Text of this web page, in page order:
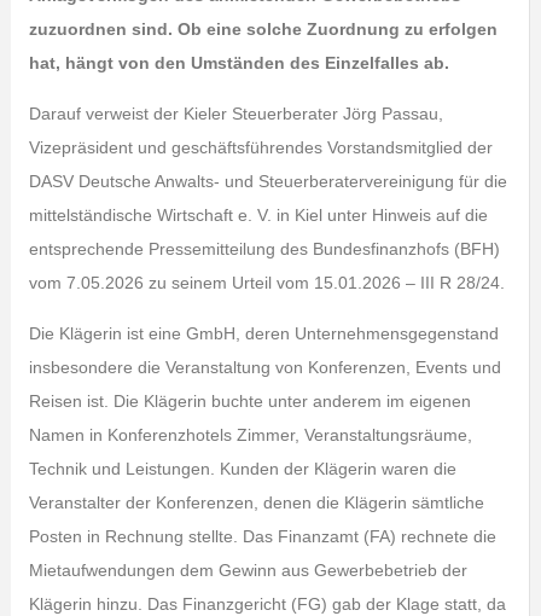
zuzuordnen sind. Ob eine solche Zuordnung zu erfolgen
hat, hängt von den Umständen des Einzelfalles ab.
Darauf verweist der Kieler Steuerberater Jörg Passau,
Vizepräsident und geschäftsführendes Vorstandsmitglied der
DASV Deutsche Anwalts- und Steuerberatervereinigung für die
mittelständische Wirtschaft e. V. in Kiel unter Hinweis auf die
entsprechende Pressemitteilung des Bundesfinanzhofs (BFH)
vom 7.05.2026 zu seinem Urteil vom 15.01.2026 – III R 28/24.
Die Klägerin ist eine GmbH, deren Unternehmensgegenstand
insbesondere die Veranstaltung von Konferenzen, Events und
Reisen ist. Die Klägerin buchte unter anderem im eigenen
Namen in Konferenzhotels Zimmer, Veranstaltungsräume,
Technik und Leistungen. Kunden der Klägerin waren die
Veranstalter der Konferenzen, denen die Klägerin sämtliche
Posten in Rechnung stellte. Das Finanzamt (FA) rechnete die
Mietaufwendungen dem Gewinn aus Gewerbebetrieb der
Klägerin hinzu. Das Finanzgericht (FG) gab der Klage statt, da